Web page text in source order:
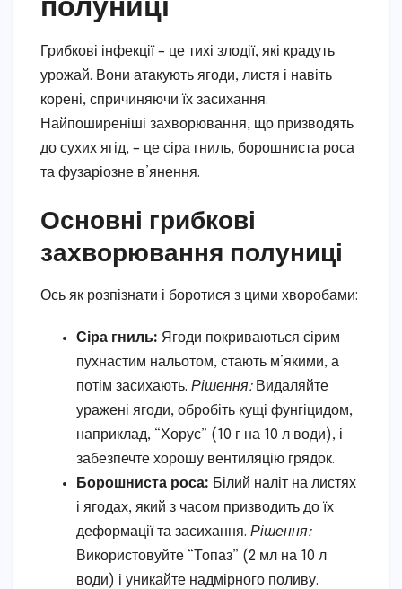
Грибкові інфекції – це тихі злодії, які крадуть
урожай. Вони атакують ягоди, листя і навіть
корені, спричиняючи їх засихання.
Найпоширеніші захворювання, що призводять
до сухих ягід, – це сіра гниль, борошниста роса
та фузаріозне в’янення.
Основні грибкові
захворювання полуниці
Ось як розпізнати і боротися з цими хворобами:
Сіра гниль: Ягоди покриваються сірим
пухнастим нальотом, стають м’якими, а
потім засихають. Рішення:Видаляйте
уражені ягоди, обробіть кущі фунгіцидом,
наприклад, “Хорус” (10 г на 10 л води), і
забезпечте хорошу вентиляцію грядок.
Борошниста роса: Білий наліт на листях
і ягодах, який з часом призводить до їх
деформації та засихання. Рішення:
Використовуйте “Топаз” (2 мл на 10 л
води) і уникайте надмірного поливу.